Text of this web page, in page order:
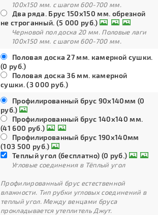
100х150 мм. с шагом 600-700 мм.
Два ряда. Брус 150х150 мм. обрезной
не строганный. (5 000 руб.)
Черновой пол доска 20 мм. Половые лаги
100х150 мм. с шагом 600-700 мм.
Половая доска 27 мм. камерной сушки.
(0 руб.)
Половая доска 36 мм. камерной
сушки. (3 000 руб.)
Профилированный брус 90х140мм (0
руб.)
Профилированный брус 140х140 мм.
(41 600 руб.)
Профилированный брус 190х140мм
(103 500 руб.)
Теплый угол (бесплатно) (0 руб.)
Угловые соединения в Тёплый угол
Профилированный брус естественной
влажности. Тип рубки угловых соединений в
теплый угол. Между венцами бруса
прокладывается утеплитель Джут.